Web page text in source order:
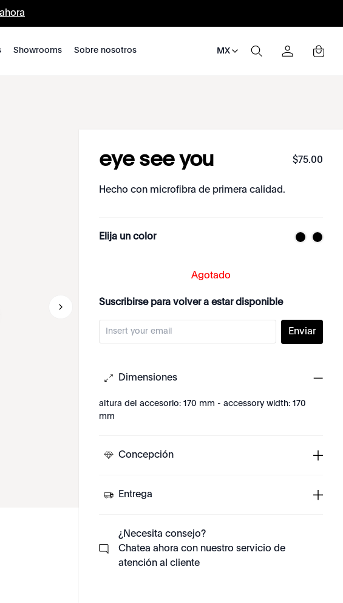
Showrooms Sobre nosotros MX
eye see you $75.00
Hecho con microfibra de primera calidad.
Elija un color
Agotado
Suscribirse para volver a estar disponible
Enviar
Dimensiones
altura del accesorio: 170 mm - accessory width: 170
mm
Concepción
Entrega
¿Necesita consejo?
Chatea ahora con nuestro servicio de
atención al cliente